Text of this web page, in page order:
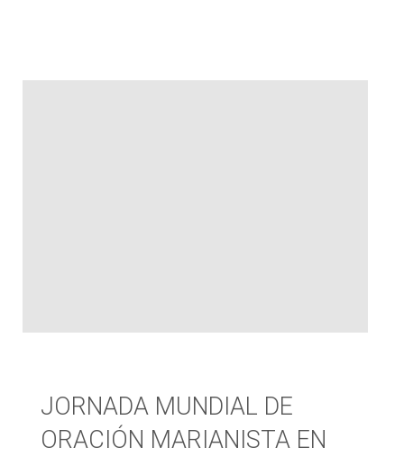
JORNADA MUNDIAL DE
ORACIÓN MARIANISTA EN